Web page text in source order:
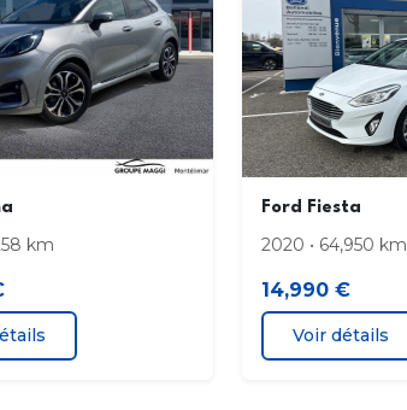
Kit de reparation des pneus
Ordinateur de bord
Pare-chocs AV couleur carrosserie
Phares antibrouillard AR
Plafonnier avec 2 lecteur de cartes
Poignees de portes couleur unie
km
Ford Fiesta
2020 • 64,950 km
14,990 €
Voir détails